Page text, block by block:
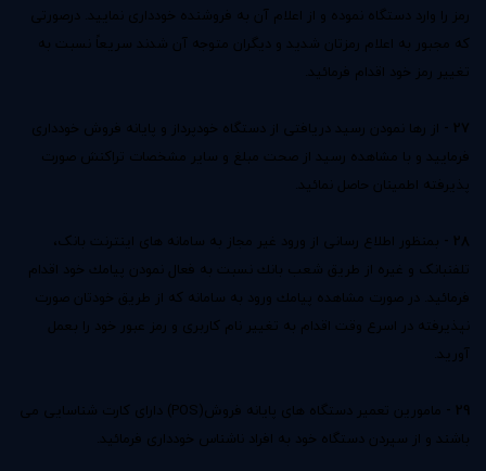
رمز را وارد دستگاه نموده و از اعلام آن به فروشنده خودداری نمایید. درصورتی
که مجبور به اعلام رمزتان شدید و دیگران متوجه آن شدند سریعاً نسبت به
تغییر رمز خود اقدام فرمائید.
27 -
از رها نمودن رسید دریافتی از دستگاه خودپرداز و پایانه فروش خودداری
فرمایید و با مشاهده رسید از صحت مبلغ و سایر مشخصات تراكنش صورت
پذیرفته اطمینان حاصل نمائید.
28 -
بمنظور اطلاع رسانی از ورود غیر مجاز به سامانه های اینترنت بانک،
تلفنبانک و غیره از طریق شعب بانك نسبت به فعال نمودن پیامك خود اقدام
فرمائید. در صورت مشاهده پیامك ورود به سامانه كه از طریق خودتان صورت
نپذیرفته در اسرع وقت اقدام به تغییر نام كاربری و رمز عبور خود را بعمل
آورید.
29 -
مامورین تعمیر دستگاه های پایانه فروش(POS) دارای کارت شناسایی می
باشند و از سپردن دستگاه خود به افراد ناشناس خودداری فرمائید.